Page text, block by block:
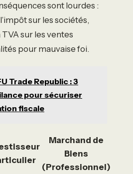
sont lourdes :
sur les sociétés,
sur les ventes
pour mauvaise foi.
Trade Republic : 3
pour sécuriser
fiscale
Marchand de
Biens
(Professionnel)